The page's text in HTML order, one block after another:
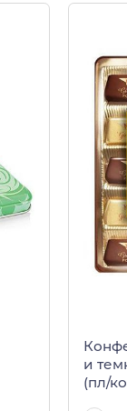
и
(пл/